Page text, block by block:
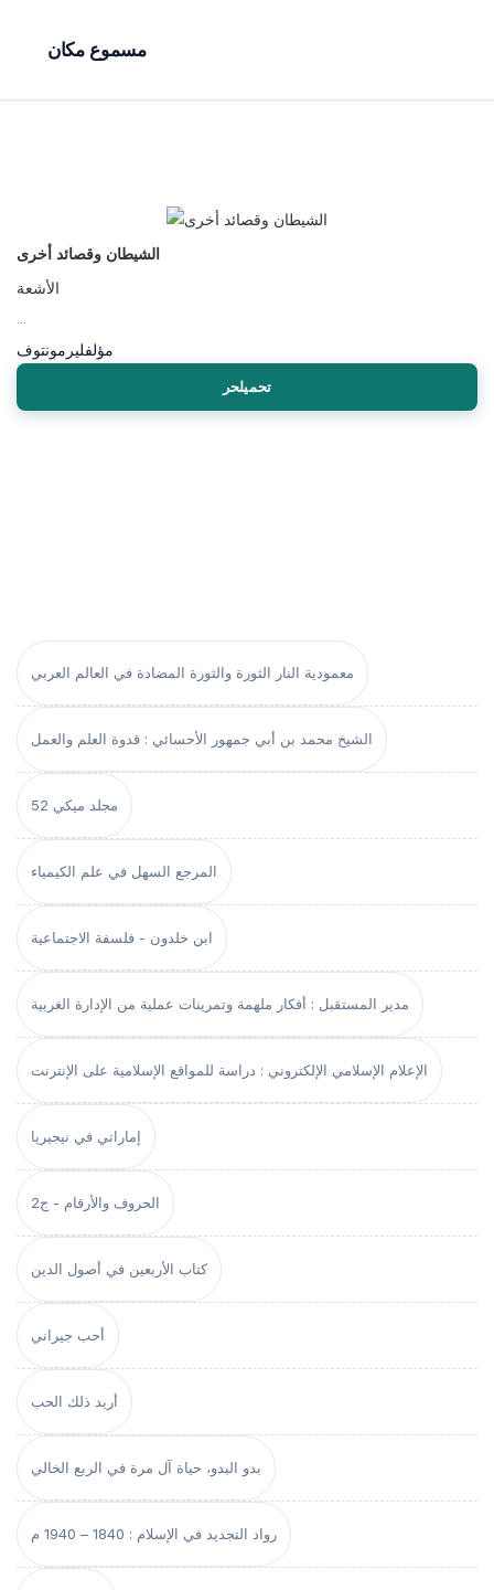
مسموع مكان
معمودية النار الثورة والثورة المضادة في العالم العربي
الشيخ محمد بن أبي جمهور الأحسائي : قدوة العلم والعمل
مجلد ميكي 52
المرجع السهل في علم الكيمياء
ابن خلدون - فلسفة الاجتماعية
مدير المستقبل : أفكار ملهمة وتمرينات عملية من الإدارة الغربية
الإعلام الإسلامي الإلكتروني : دراسة للمواقع الإسلامية على الإنترنت
إماراتي في نيجيريا
الحروف والأرقام - ج2
كتاب الأربعين في أصول الدين
أحب جيراني
أريد ذلك الحب
بدو البدو، حياة آل مرة في الربع الخالي
رواد التجديد في الإسلام : 1840 – 1940 م
الشيطان وقصائد أخرى
الأشعة
مؤلفليرمونتوف
تحميلحر